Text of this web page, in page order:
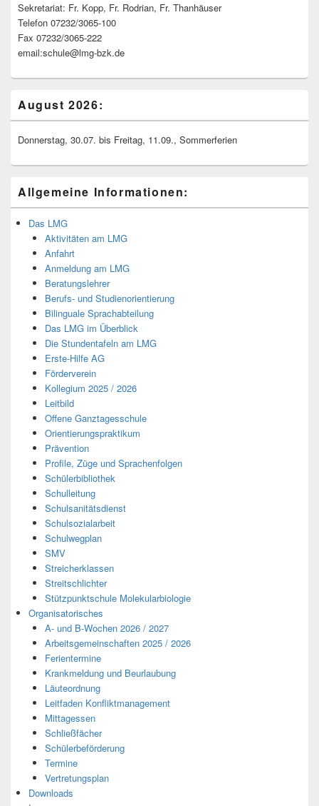
Sekretariat: Fr. Kopp, Fr. Rodrian, Fr. Thanhäuser
Telefon 07232/3065-100
Fax 07232/3065-222
email:schule@lmg-bzk.de
August 2026:
Donnerstag, 30.07. bis Freitag, 11.09., Sommerferien
Allgemeine Informationen:
Das LMG
Aktivitäten am LMG
Anfahrt
Anmeldung am LMG
Beratungslehrer
Berufs- und Studienorientierung
Bilinguale Sprachabteilung
Das LMG im Überblick
Die Stundentafeln am LMG
Erste-Hilfe AG
Förderverein
Kollegium 2025 / 2026
Leitbild
Offene Ganztagesschule
Orientierungspraktikum
Prävention
Profile, Züge und Sprachenfolgen
Schülerbibliothek
Schulleitung
Schulsanitätsdienst
Schulsozialarbeit
Schulwegplan
SMV
Streicherklassen
Streitschlichter
Stützpunktschule Molekularbiologie
Organisatorisches
A- und B-Wochen 2026 / 2027
Arbeitsgemeinschaften 2025 / 2026
Ferientermine
Krankmeldung und Beurlaubung
Läuteordnung
Leitfaden Konfliktmanagement
Mittagessen
Schließfächer
Schülerbeförderung
Termine
Vertretungsplan
Downloads